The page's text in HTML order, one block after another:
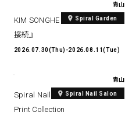
青山
Spiral Garden
KIM SONGHE EXHIBITION 『愛と
接続』
2026.07.30(Thu)-2026.08.11(Tue)
青山
Spiral Nail Salon
Spiral Nail Salon Art #14 Spiral
Print Collection